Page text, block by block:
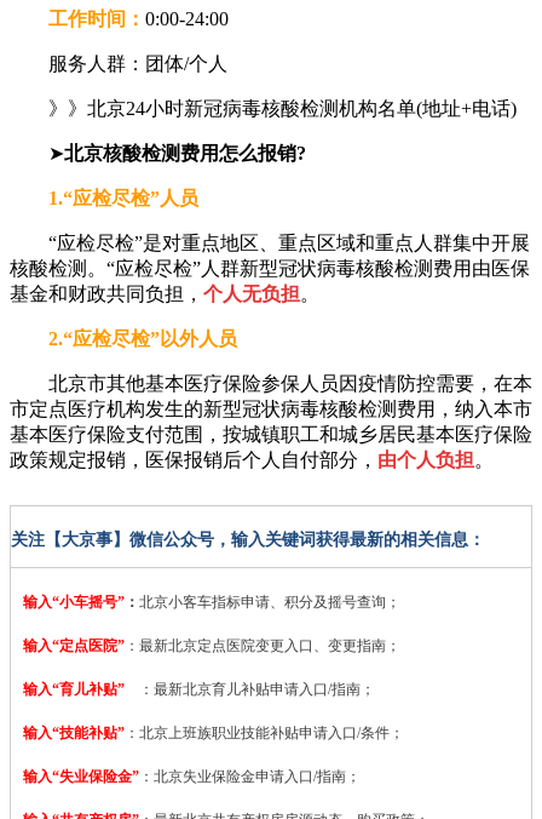
工作时间： 0:00-24:00
服务人群：团体/个人
》》北京24小时新冠病毒核酸检测机构名单(地址+电话)
➤北京核酸检测费用怎么报销?
1.“应检尽检”人员
“应检尽检”是对重点地区、重点区域和重点人群集中开展
核酸检测。“应检尽检”人群新型冠状病毒核酸检测费用由医保
基金和财政共同负担， 个人无负担。
2.“应检尽检”以外人员
北京市其他基本医疗保险参保人员因疫情防控需要，在本
市定点医疗机构发生的新型冠状病毒核酸检测费用，纳入本市
基本医疗保险支付范围，按城镇职工和城乡居民基本医疗保险
政策规定报销，医保报销后个人自付部分， 由个人负担。
关注【大京事】微信公众号，输入关键词获得最新的相关信息：
输入“小车摇号” ： 北京小客车指标申请、积分及摇号查询；
输入“定点医院” ： 最新北京定点医院变更入口、变更指南；
输入“育儿补贴” ：最新北京育儿补贴申请入口/指南；
输入“技能补贴” ： 北京上班族职业技能补贴申请入口/条件；
输入“失业保险金” ：北京失业保险金申请入口/指南；